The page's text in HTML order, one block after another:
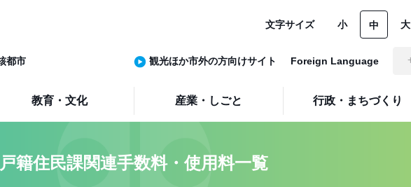
都市
教育・文化 産業・しごと 行政・まちづくり
文字サイズ 小 中 大
観光ほか市外の方向けサイト Foreign Language
戸籍住民課関連手数料・使用料一覧